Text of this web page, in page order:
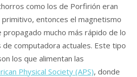
como los de Porfirión eran
entonces el magnetismo
mucho más rápido de lo
de computadora actuales. Este tipo
los que alimentan las
Physical Society (APS), donde